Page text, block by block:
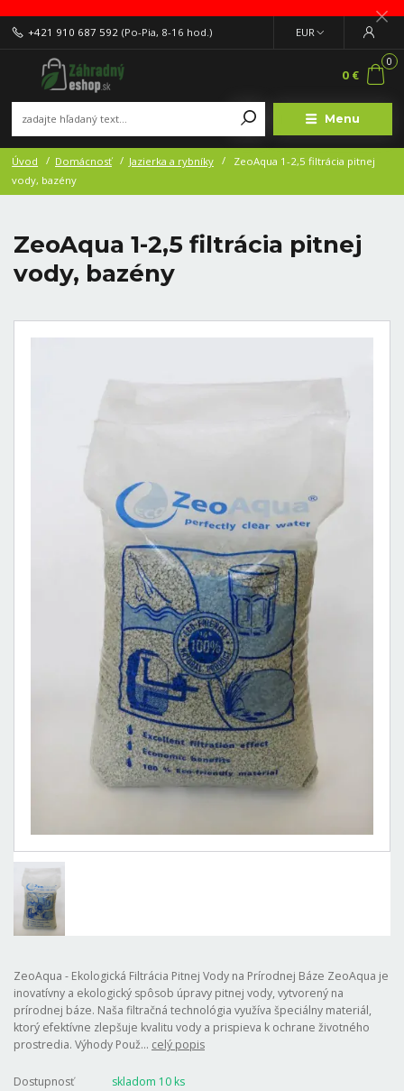
Menu
EUR
+421 910 687 592 (Po-Pia, 8-16 hod.)
0
0 €
Úvod Domácnosť Jazierka a rybníky
ZeoAqua 1-2,5 filtrácia pitnej
vody, bazény
ZeoAqua 1-2,5 filtrácia pitnej
vody, bazény
ZeoAqua - Ekologická Filtrácia Pitnej Vody na Prírodnej Báze ZeoAqua je
inovatívny a ekologický spôsob úpravy pitnej vody, vytvorený na
prírodnej báze. Naša filtračná technológia využíva špeciálny materiál,
ktorý efektívne zlepšuje kvalitu vody a prispieva k ochrane životného
prostredia. Výhody Použ... celý popis
Dostupnosť
skladom 10 ks